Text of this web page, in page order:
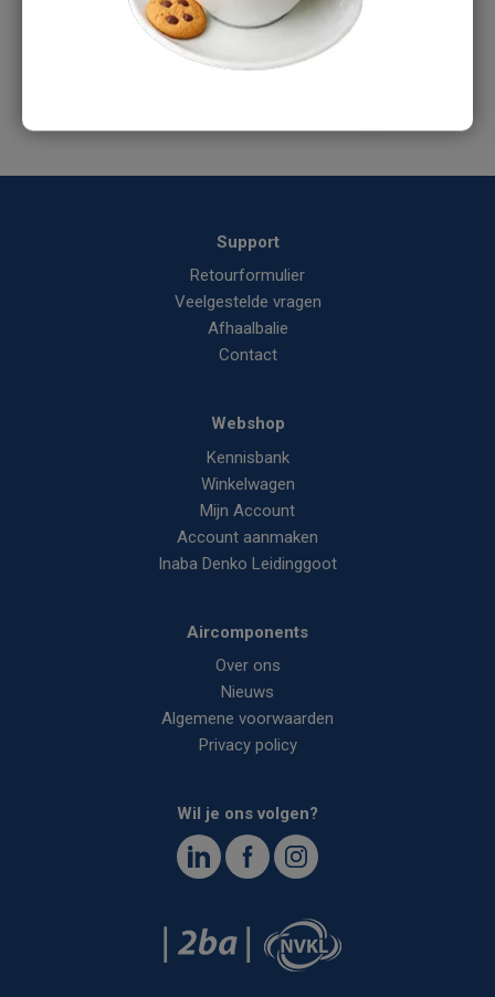
088-1668375
info@aircomponents.nl
Support
Retourformulier
Veelgestelde vragen
Afhaalbalie
Contact
Webshop
Kennisbank
Winkelwagen
Mijn Account
Account aanmaken
Inaba Denko Leidinggoot
Aircomponents
Over ons
Nieuws
Algemene voorwaarden
Privacy policy
Wil je ons volgen?